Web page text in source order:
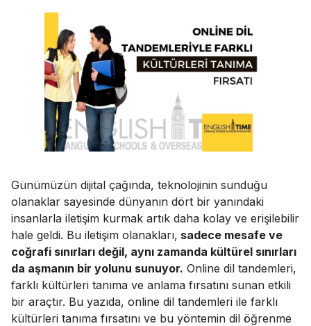
Günümüzün dijital çağında, teknolojinin sunduğu
olanaklar sayesinde dünyanın dört bir yanındaki
insanlarla iletişim kurmak artık daha kolay ve erişilebilir
hale geldi. Bu iletişim olanakları, sadece mesafe ve
coğrafi sınırları değil, aynı zamanda kültürel sınırları
da aşmanın bir yolunu sunuyor. Online dil tandemleri,
farklı kültürleri tanıma ve anlama fırsatını sunan etkili
bir araçtır. Bu yazıda, online dil tandemleri ile farklı
kültürleri tanıma fırsatını ve bu yöntemin dil öğrenme